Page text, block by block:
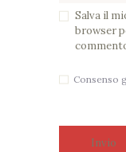
Salva il
browser
Consenso